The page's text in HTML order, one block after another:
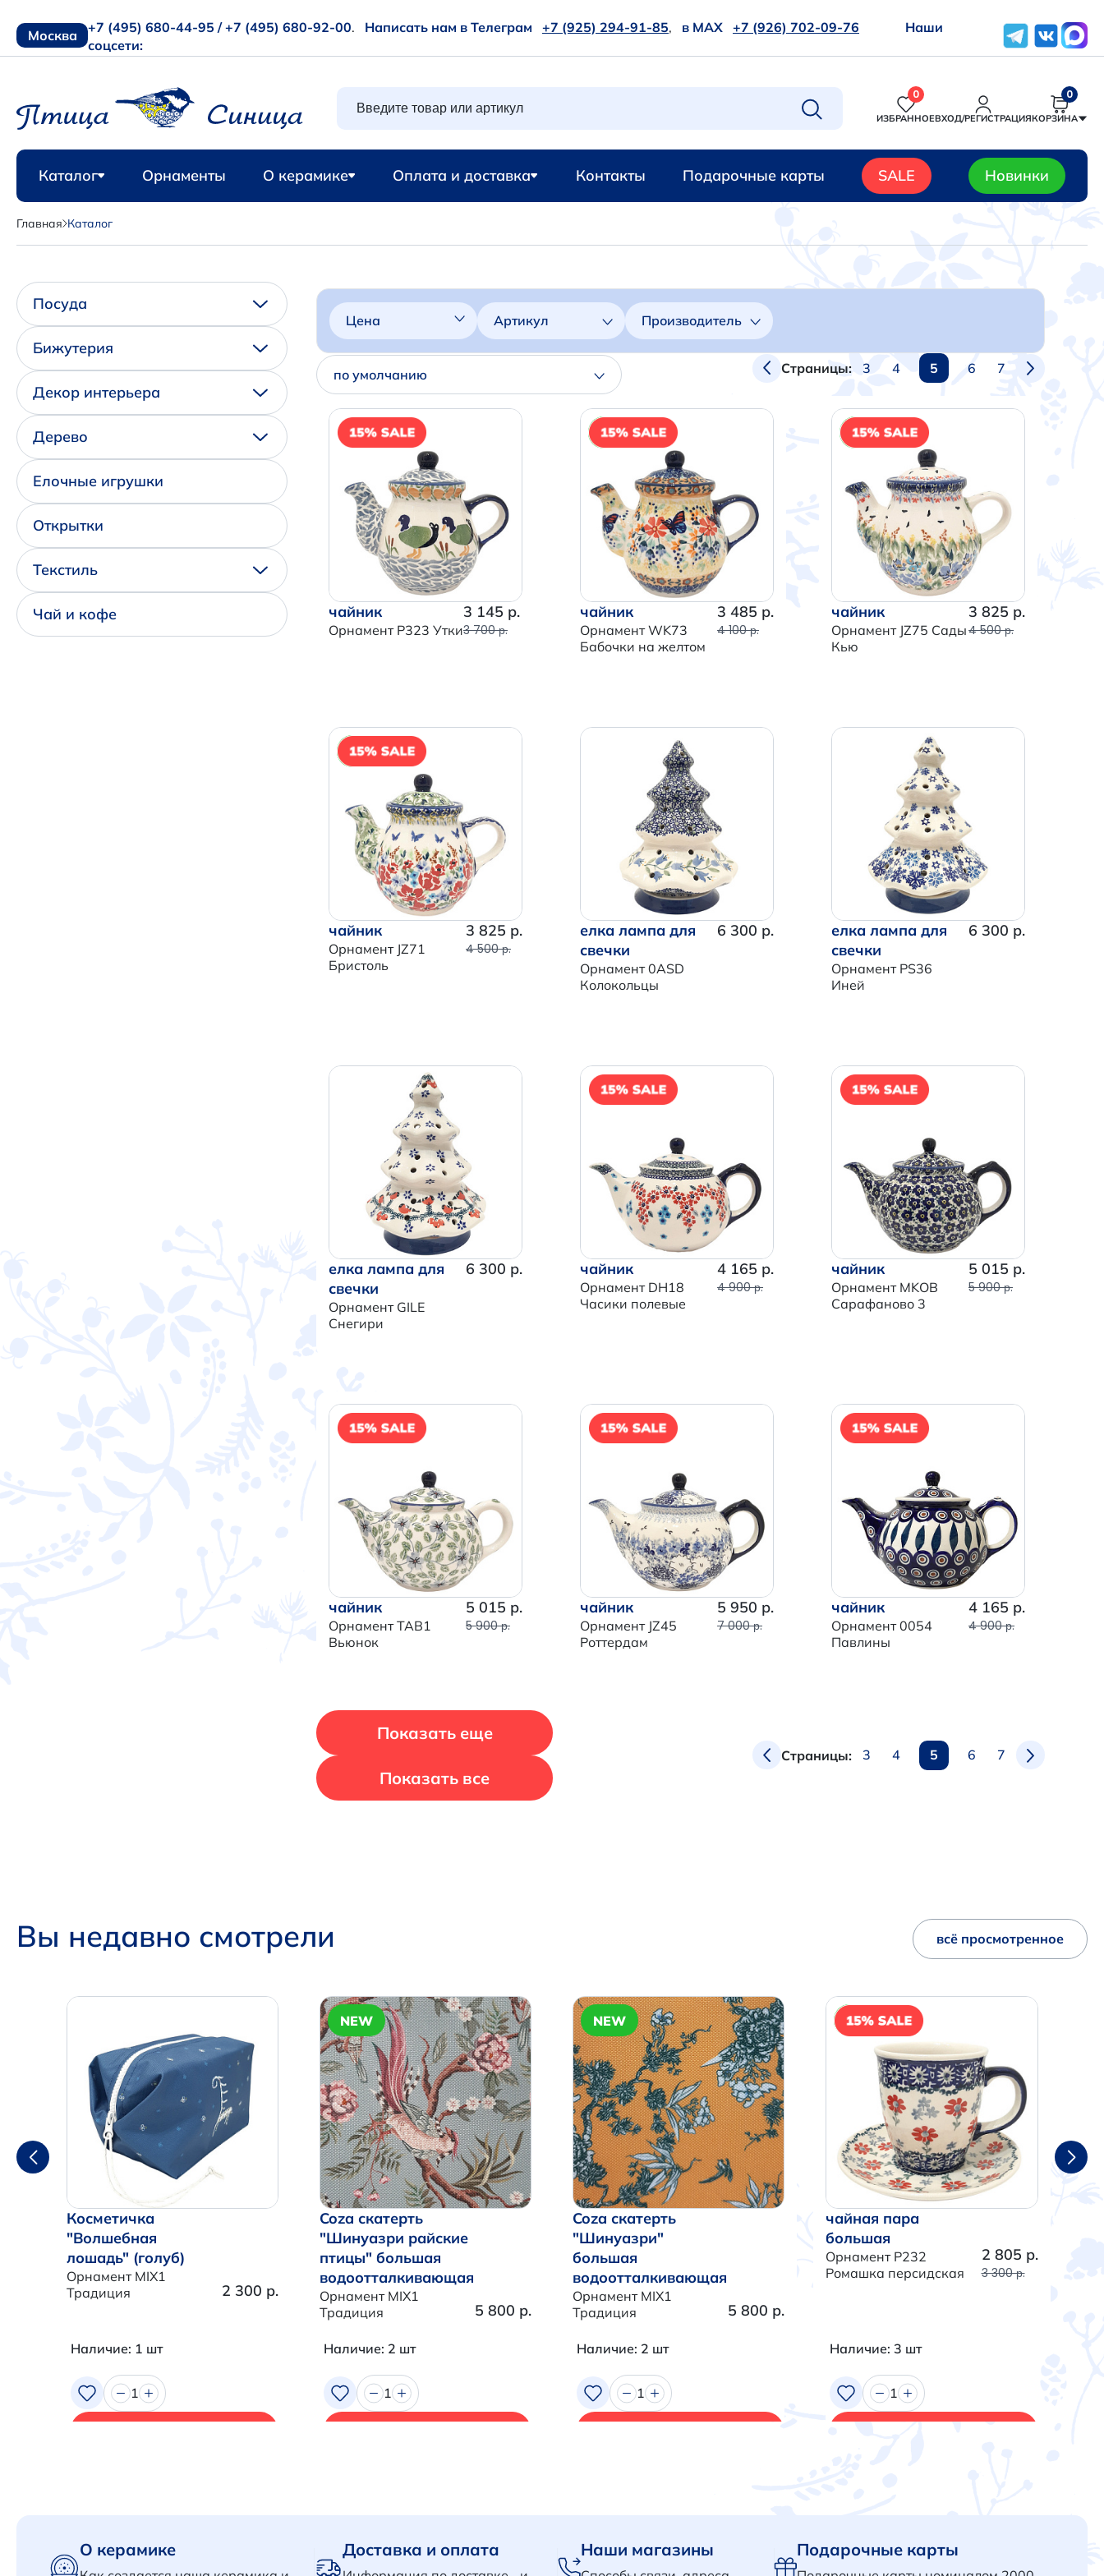
Москва +7 (495) 680-44-95 / +7 (495) 680-92-00. Написать нам в Телеграм +7 (925) 294-91-85, в MAX +7 (926) 702-09-76
Наши
соцсети:
0
ИЗБРАННОЕВХОД/РЕГИСТРАЦИЯ
0
КОРЗИНА
Продолжить покупки
Перейти в корзину
Каталог Орнаменты О керамике Оплата и доставка Контакты Подарочные карты SALE Новинки
Главная Каталог
Посуда
Бижутерия
Декор интерьера
Дерево
Елочные игрушки
Открытки
Текстиль
Чай и кофе
Цена Артикул Производитель
по умолчанию Страницы: 3 4 5 6 7
чайник
Орнамент P323 Утки
3 145 р.
3 700 р.
NEW
чайник
Орнамент WK73
Бабочки на желтом
3 485 р.
4 100 р.
NEW
чайник
Орнамент JZ75 Сады
Кью
3 825 р.
4 500 р.
NEW
чайник
Орнамент JZ71
Бристоль
3 825 р.
4 500 р.
елка лампа для
свечки
Орнамент 0ASD
Колокольцы
6 300 р.
елка лампа для
свечки
Орнамент PS36
Иней
6 300 р.
елка лампа для
свечки
Орнамент GILE
Снегири
6 300 р. чайник
Орнамент DH18
Часики полевые
4 165 р.
4 900 р.
чайник
Орнамент MKOB
Сарафаново 3
5 015 р.
5 900 р.
чайник
Орнамент TAB1
Вьюнок
5 015 р.
5 900 р.
чайник
Орнамент JZ45
Роттердам
5 950 р.
7 000 р.
чайник
Орнамент 0054
Павлины
4 165 р.
4 900 р.
Показать еще
Показать все
Страницы: 3 4 5 6 7
Вы недавно смотрели всё просмотренное
Косметичка
"Волшебная
лошадь" (голуб)
Орнамент MIX1
Традиция
2 300 р.
Наличие: 1 шт
1
NEW
Coza скатерть
"Шинуазри райские
птицы" большая
водоотталкивающая
Орнамент MIX1
Традиция
5 800 р.
Наличие: 2 шт
1
NEW
Coza скатерть
"Шинуазри"
большая
водоотталкивающая
Орнамент MIX1
Традиция
5 800 р.
Наличие: 2 шт
1
NEW
чайная пара
большая
Орнамент P232
Ромашка персидская
2 805 р.
3 300 р.
Наличие: 3 шт
1
О керамике Доставка и оплата Наши магазины Подарочные карты